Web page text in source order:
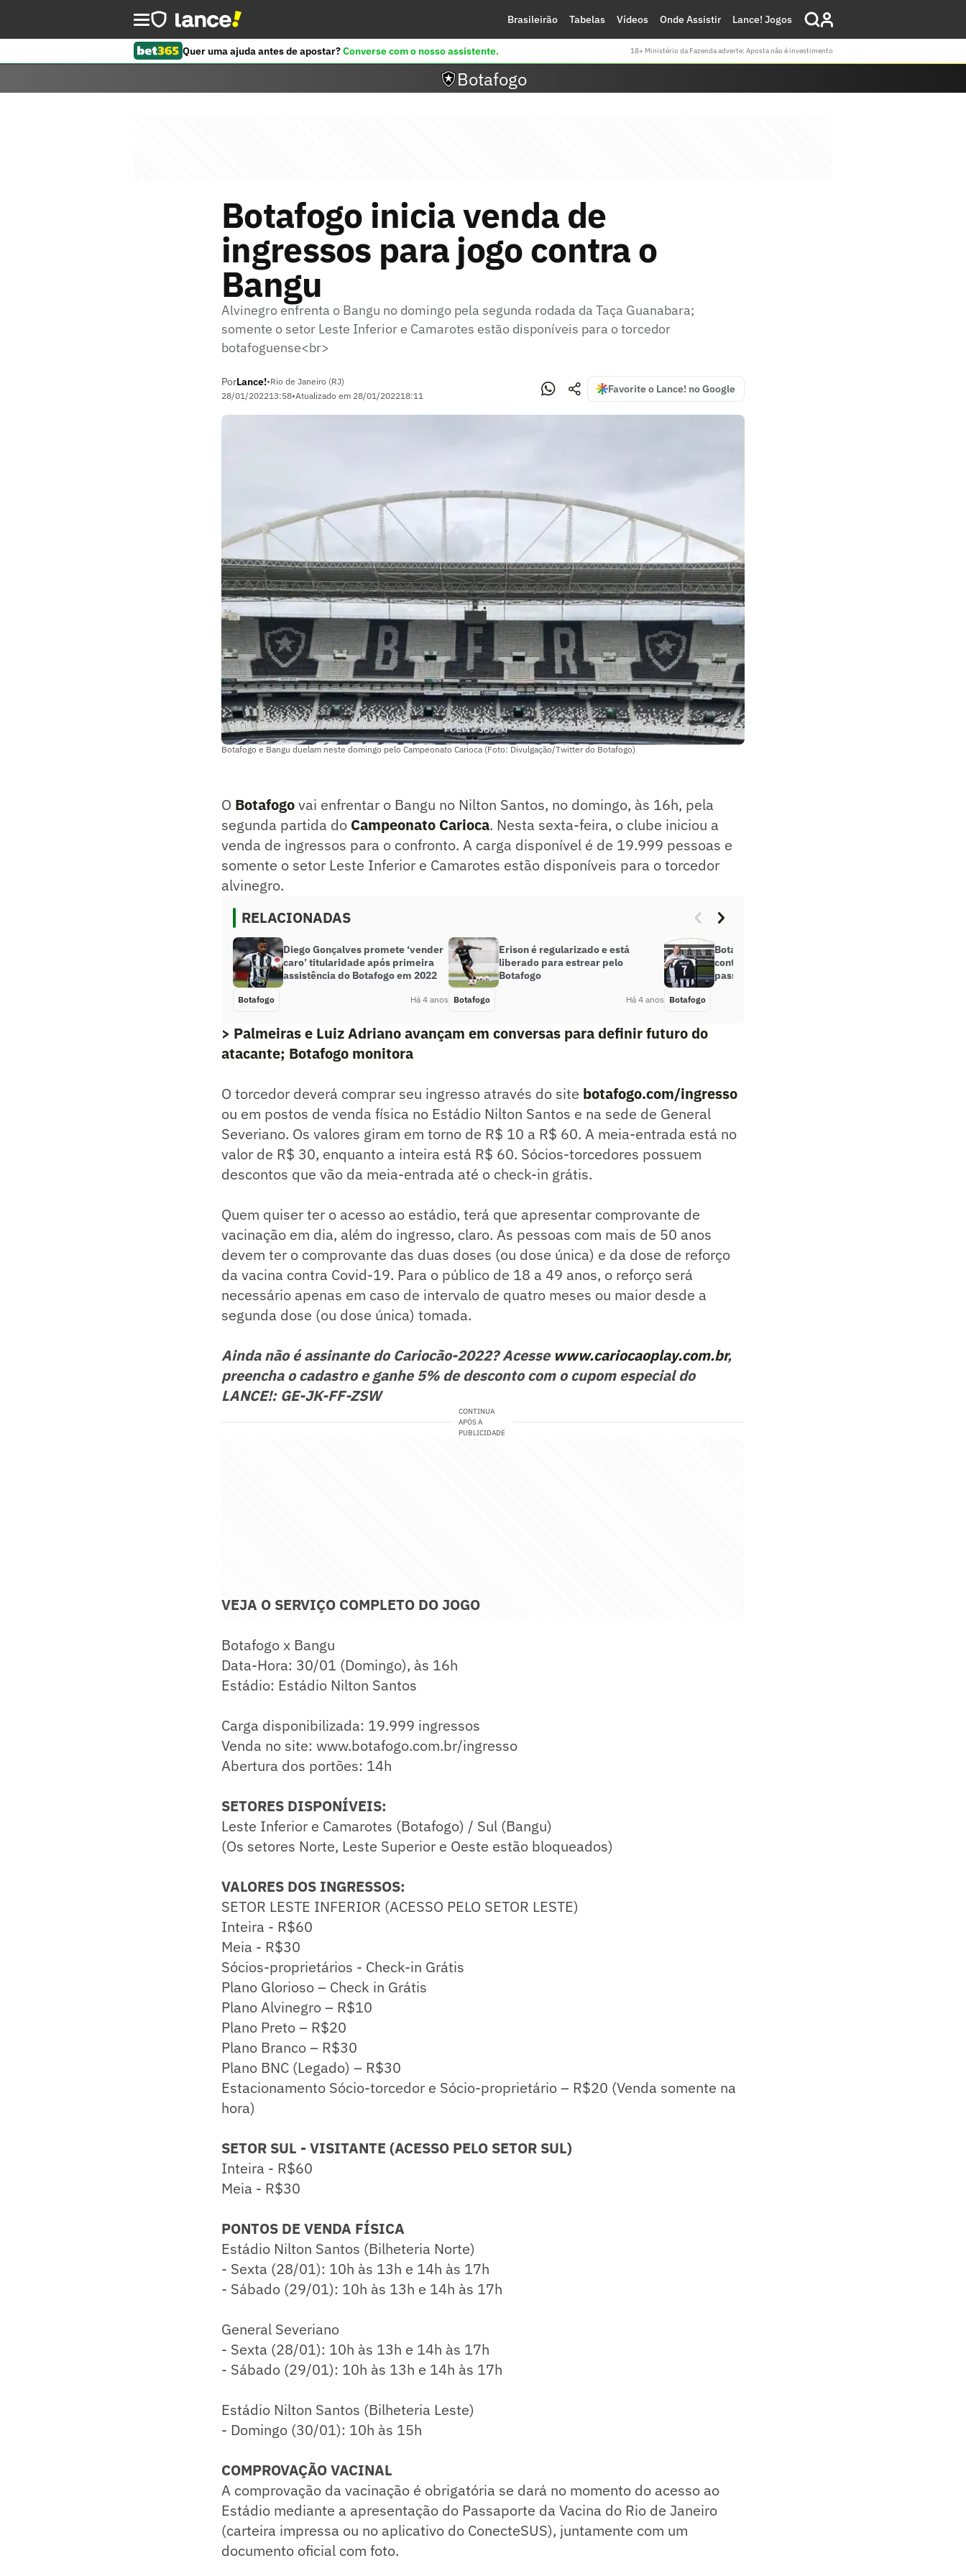
Brasileirão Tabelas Vídeos Onde Assistir Lance! Jogos
Quer uma ajuda antes de apostar?Converse com o nosso assistente. 18+ Ministério da Fazenda adverte: Aposta não é investimento
Botafogo
Botafogo inicia venda de
ingressos para jogo contra o
Bangu
Alvinegro enfrenta o Bangu no domingo pela segunda rodada da Taça Guanabara;
somente o setor Leste Inferior e Camarotes estão disponíveis para o torcedor
botafoguense<br>
PorLance!•Rio de Janeiro (RJ)
28/01/202213:58•Atualizado em 28/01/202218:11
Favorite o Lance! no Google
Botafogo e Bangu duelam neste domingo pelo Campeonato Carioca (Foto: Divulgação/Twitter do Botafogo)
O Botafogovai enfrentar o Bangu no Nilton Santos, no domingo, às 16h, pela
segunda partida do Campeonato Carioca. Nesta sexta-feira, o clube iniciou a
venda de ingressos para o confronto. A carga disponível é de 19.999 pessoas e
somente o setor Leste Inferior e Camarotes estão disponíveis para o torcedor
alvinegro.
RELACIONADAS
​Diego Gonçalves promete ‘vender
caro’ titularidade após primeira
assistência do Botafogo em 2022
Botafogo Há 4 anos
Erison é regularizado e está
liberado para estrear pelo
Botafogo
Botafogo Há 4 anos
Botafogo e John Textor assinam
contrato mútuo e dão mais um
passo pela venda da SAF
Botafogo
> Palmeiras e Luiz Adriano avançam em conversas para definir futuro do
atacante; Botafogo monitora
O torcedor deverá comprar seu ingresso através do site botafogo.com/ingresso
ou em postos de venda física no Estádio Nilton Santos e na sede de General
Severiano. Os valores giram em torno de R$ 10 a R$ 60. A meia-entrada está no
valor de R$ 30, enquanto a inteira está R$ 60. Sócios-torcedores possuem
descontos que vão da meia-entrada até o check-in grátis.
Quem quiser ter o acesso ao estádio, terá que apresentar comprovante de
vacinação em dia, além do ingresso, claro. As pessoas com mais de 50 anos
devem ter o comprovante das duas doses (ou dose única) e da dose de reforço
da vacina contra Covid-19. Para o público de 18 a 49 anos, o reforço será
necessário apenas em caso de intervalo de quatro meses ou maior desde a
segunda dose (ou dose única) tomada.
Ainda não é assinante do Cariocão-2022? Acesse www.cariocaoplay.com.br,
preencha o cadastro e ganhe 5% de desconto com o cupom especial do
LANCE!: GE-JK-FF-ZSW
CONTINUA
APÓS A
PUBLICIDADE
VEJA O SERVIÇO COMPLETO DO JOGO
Botafogo x Bangu
Data-Hora: 30/01 (Domingo), às 16h
Estádio: Estádio Nilton Santos
Carga disponibilizada: 19.999 ingressos
Venda no site: www.botafogo.com.br/ingresso
Abertura dos portões: 14h
SETORES DISPONÍVEIS:
Leste Inferior e Camarotes (Botafogo) / Sul (Bangu)
(Os setores Norte, Leste Superior e Oeste estão bloqueados)
VALORES DOS INGRESSOS:
SETOR LESTE INFERIOR (ACESSO PELO SETOR LESTE)
Inteira - R$60
Meia - R$30
Sócios-proprietários - Check-in Grátis
Plano Glorioso – Check in Grátis
Plano Alvinegro – R$10
Plano Preto – R$20
Plano Branco – R$30
Plano BNC (Legado) – R$30
Estacionamento Sócio-torcedor e Sócio-proprietário – R$20 (Venda somente na
hora)
SETOR SUL - VISITANTE (ACESSO PELO SETOR SUL)
Inteira - R$60
Meia - R$30
PONTOS DE VENDA FÍSICA
Estádio Nilton Santos (Bilheteria Norte)
- Sexta (28/01): 10h às 13h e 14h às 17h
- Sábado (29/01): 10h às 13h e 14h às 17h
General Severiano
- Sexta (28/01): 10h às 13h e 14h às 17h
- Sábado (29/01): 10h às 13h e 14h às 17h
Estádio Nilton Santos (Bilheteria Leste)
- Domingo (30/01): 10h às 15h
COMPROVAÇÃO VACINAL
A comprovação da vacinação é obrigatória se dará no momento do acesso ao
Estádio mediante a apresentação do Passaporte da Vacina do Rio de Janeiro
(carteira impressa ou no aplicativo do ConecteSUS), juntamente com um
documento oficial com foto.